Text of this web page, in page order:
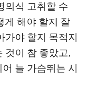
의식 고취할 수
게 해야 할지 잘
가야 할지 목적지
것이 참 좋았고,
늘 가슴뛰는 시